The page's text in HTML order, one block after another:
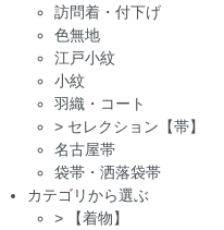
訪問着・付下げ
色無地
江戸小紋
小紋
羽織・コート
> セレクション【帯】
名古屋帯
袋帯・洒落袋帯
カテゴリから選ぶ
>
【着物】